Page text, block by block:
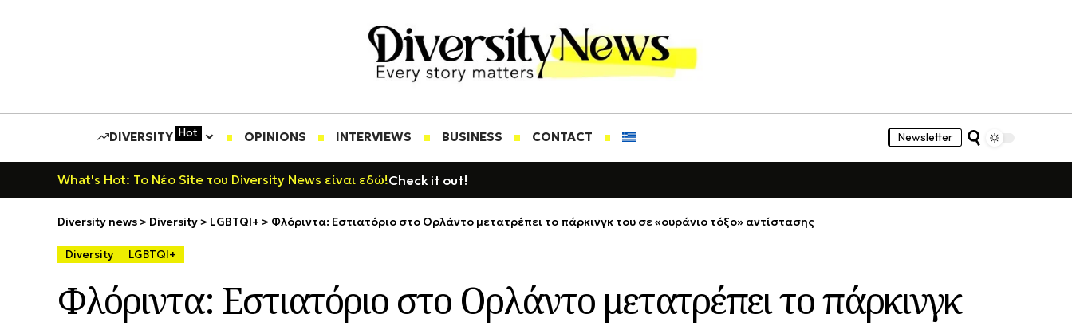
DIVERSITY Hot OPINIONS INTERVIEWS BUSINESS CONTACT Newsletter
What's Hot: Το Νέο Site του Diversity News είναι εδώ!Check it out!
Diversity news> Diversity> LGBTQI+ > Φλόριντα: Εστιατόριο στο Ορλάντο μετατρέπει το πάρκινγκ του σε «ουράνιο τόξο» αντίστασης
Diversity LGBTQI+
Φλόριντα: Εστιατόριο στο Ορλάντο μετατρέπει το πάρκινγκ